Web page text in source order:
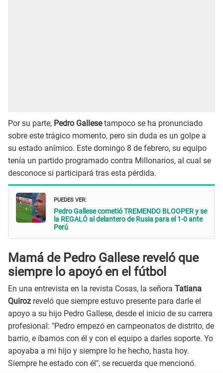
Por su parte, Pedro Gallesetampoco se ha pronunciado
sobre este trágico momento, pero sin duda es un golpe a
su estado anímico. Este domingo 8 de febrero, su equipo
tenía un partido programado contra Millonarios, al cual se
desconoce si participará tras esta pérdida.
PUEDES VER:
Pedro Gallese cometió TREMENDO BLOOPER y se
la REGALÓ al delantero de Rusia para el 1-0 ante
Perú
Mamá de Pedro Gallese reveló que
siempre lo apoyó en el fútbol
En una entrevista en la revista Cosas, la señora Tatiana
Quiroz reveló que siempre estuvo presente para darle el
apoyo a su hijo Pedro Gallese, desde el inicio de su carrera
profesional: "Pedro empezó en campeonatos de distrito, de
barrio, e íbamos con él y con el equipo a darles soporte. Yo
apoyaba a mi hijo y siempre lo he hecho, hasta hoy.
Siempre he estado con él", se recuerda que mencionó.